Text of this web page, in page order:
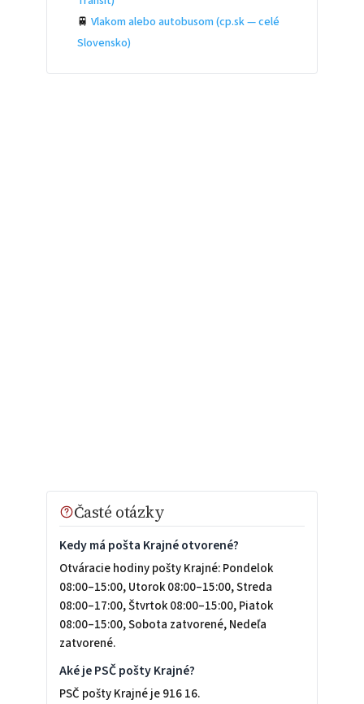
🚆Vlakom alebo autobusom (cp.sk — celé
Slovensko)
Časté otázky
Kedy má pošta Krajné otvorené?
Otváracie hodiny pošty Krajné: Pondelok
08:00–15:00, Utorok 08:00–15:00, Streda
08:00–17:00, Štvrtok 08:00–15:00, Piatok
08:00–15:00, Sobota zatvorené, Nedeľa
zatvorené.
Aké je PSČ pošty Krajné?
PSČ pošty Krajné je 916 16.